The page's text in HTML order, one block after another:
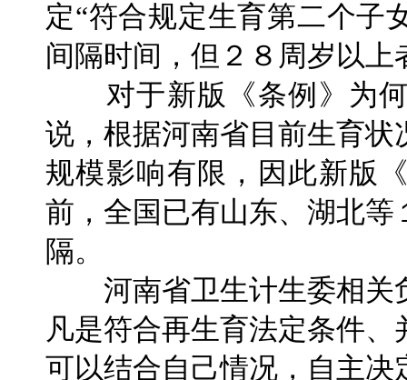
定“符合规定生育第二个子
间隔时间，但２８周岁以上
对于新版《条例》为何
说，根据河南省目前生育
规模影响有限，因此新版
前，全国已有山东、湖北
隔。
河南省卫生计生委相关
凡是符合再生育法定条件
可以结合自己情况，自主